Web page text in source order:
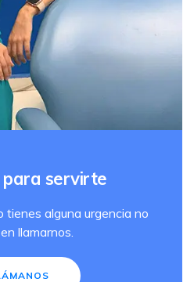
para servirte
tienes alguna urgencia no
llamarnos.